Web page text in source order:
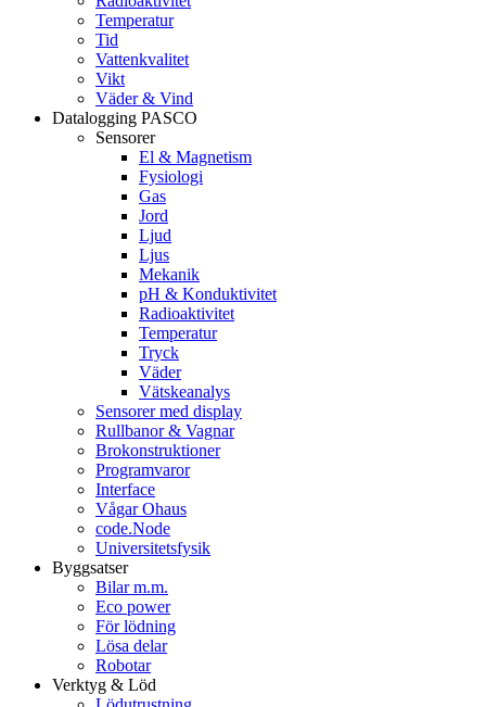
Temperatur
Tid
Vattenkvalitet
Vikt
Väder & Vind
Datalogging PASCO
Sensorer
El & Magnetism
Fysiologi
Gas
Jord
Ljud
Ljus
Mekanik
pH & Konduktivitet
Radioaktivitet
Temperatur
Tryck
Väder
Vätskeanalys
Sensorer med display
Rullbanor & Vagnar
Brokonstruktioner
Programvaror
Interface
Vågar Ohaus
code.Node
Universitetsfysik
Byggsatser
Bilar m.m.
Eco power
För lödning
Lösa delar
Robotar
Verktyg & Löd